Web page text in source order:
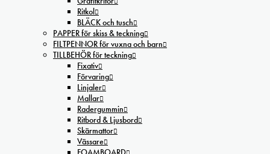
Ritkol
BLÄCK och tusch
PAPPER för skiss & teckning
FILTPENNOR för vuxna och barn
TILLBEHÖR för teckning
Fixativ
Förvaring
Linjaler
Mallar
Radergummin
Ritbord & Ljusbord
Skärmattor
Vässare